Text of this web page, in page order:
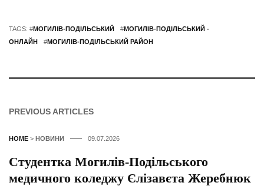
TAGS: #МОГИЛІВ-ПОДІЛЬСЬКИЙ #МОГИЛІВ-ПОДІЛЬСЬКИЙ -
ОНЛАЙН
#МОГИЛІВ-ПОДІЛЬСЬКИЙ РАЙОН
PREVIOUS ARTICLES
HOME > НОВИНИ 09.07.2026
Студентка Могилів-Подільського
медичного коледжу Єлізавєта Жеребнюк